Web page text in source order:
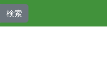
検索